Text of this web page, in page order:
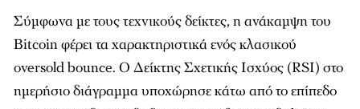
Σύμφωνα με τους τεχνικούς δείκτες, η ανάκαμψη του
Bitcoin φέρει τα χαρακτηριστικά ενός κλασικού
oversold bounce. Ο Δείκτης Σχετικής Ισχύος (RSI) στο
ημερήσιο διάγραμμα υποχώρησε κάτω από το επίπεδο